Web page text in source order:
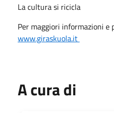
La cultura si ricicla
Per maggiori informazioni e
www.giraskuola.it
A cura di